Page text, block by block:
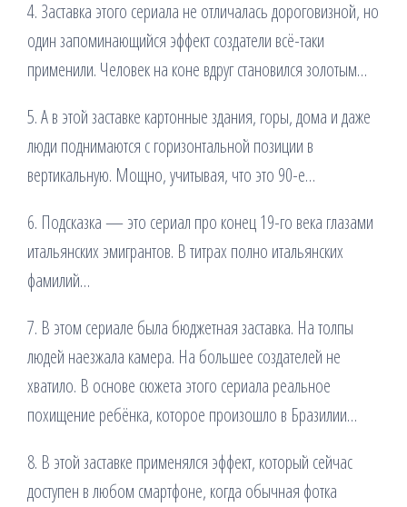
4. Заставка этого сериала не отличалась дороговизной, но
один запоминающийся эффект создатели всё-таки
применили. Человек на коне вдруг становился золотым…
5. А в этой заставке картонные здания, горы, дома и даже
люди поднимаются с горизонтальной позиции в
вертикальную. Мощно, учитывая, что это 90-е…
6. Подсказка — это сериал про конец 19-го века глазами
итальянских эмигрантов. В титрах полно итальянских
фамилий…
7. В этом сериале была бюджетная заставка. На толпы
людей наезжала камера. На большее создателей не
хватило. В основе сюжета этого сериала реальное
похищение ребёнка, которое произошло в Бразилии…
8. В этой заставке применялся эффект, который сейчас
доступен в любом смартфоне, когда обычная фотка